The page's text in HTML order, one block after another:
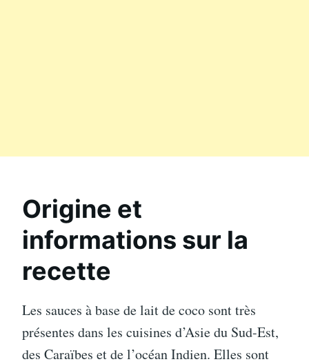
Origine et
informations sur la
recette
Les sauces à base de lait de coco sont très
présentes dans les cuisines d’Asie du Sud-Est,
des Caraïbes et de l’océan Indien. Elles sont